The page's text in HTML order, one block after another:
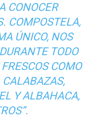
CONOCER
COMPOSTELA,
ÚNICO, NOS
TODO
COMO
Y ALBAHACA,